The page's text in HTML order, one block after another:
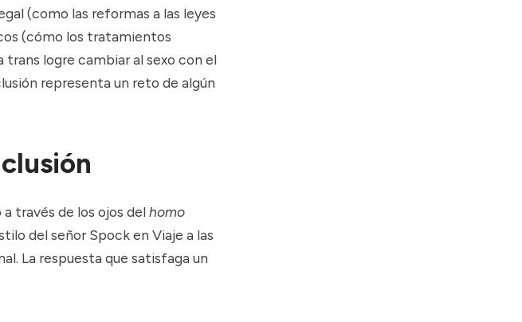
(como las reformas a las leyes
(cómo los tratamientos
logre cambiar al sexo con el
representa un reto de algún
través de los ojos delhomo
del señor Spock en Viaje a las
La respuesta que satisfaga un